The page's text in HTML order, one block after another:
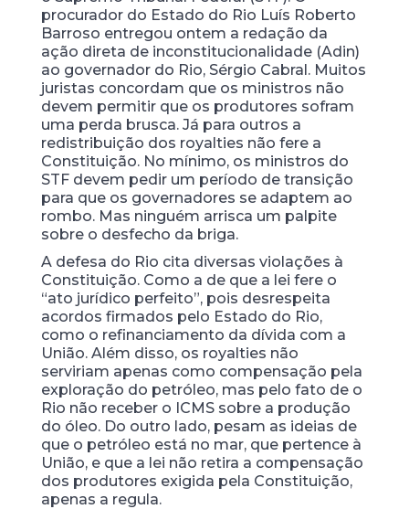
procurador do Estado do Rio Luís Roberto
Barroso entregou ontem a redação da
ação direta de inconstitucionalidade (Adin)
ao governador do Rio, Sérgio Cabral. Muitos
juristas concordam que os ministros não
devem permitir que os produtores sofram
uma perda brusca. Já para outros a
redistribuição dos royalties não fere a
Constituição. No mínimo, os ministros do
STF devem pedir um período de transição
para que os governadores se adaptem ao
rombo. Mas ninguém arrisca um palpite
sobre o desfecho da briga.
A defesa do Rio cita diversas violações à
Constituição. Como a de que a lei fere o
“ato jurídico perfeito”, pois desrespeita
acordos firmados pelo Estado do Rio,
como o refinanciamento da dívida com a
União. Além disso, os royalties não
serviriam apenas como compensação pela
exploração do petróleo, mas pelo fato de o
Rio não receber o ICMS sobre a produção
do óleo. Do outro lado, pesam as ideias de
que o petróleo está no mar, que pertence à
União, e que a lei não retira a compensação
dos produtores exigida pela Constituição,
apenas a regula.